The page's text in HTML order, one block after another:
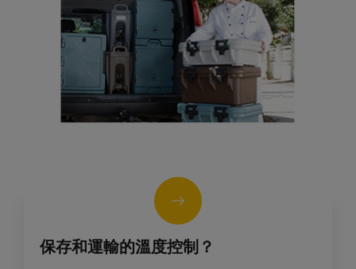
保存和運輸的溫度控制？